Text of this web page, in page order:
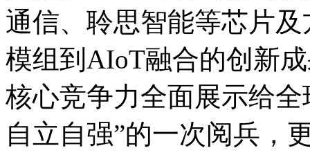
通信、聆思智能等芯片
模组到AIoT融合的创新
核心竞争力全面展示给
自立自强”的一次阅兵，